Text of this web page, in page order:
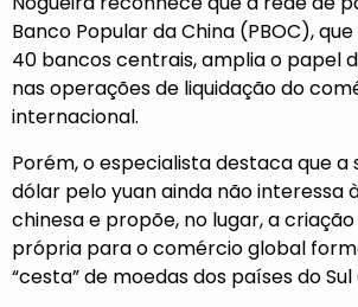
Banco Popular da China (PBOC),
40 bancos centrais, amplia o papel
nas operações de liquidação do
internacional.
Porém, o especialista destaca que a
dólar pelo yuan ainda não interessa
chinesa e propõe, no lugar, a
própria para o comércio global
“cesta” de moedas dos países do Sul